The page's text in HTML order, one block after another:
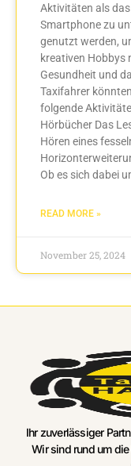
Aktivitäten als
Smartphone zu
genutzt werden,
kreativen Hobbys
Gesundheit und
Taxifahrer
folgende
Hörbücher Das
Hören eines
Ob es sich dabei
READ MORE »
November 25, 2024
Ihr zuverlässiger
Wir sind rund um